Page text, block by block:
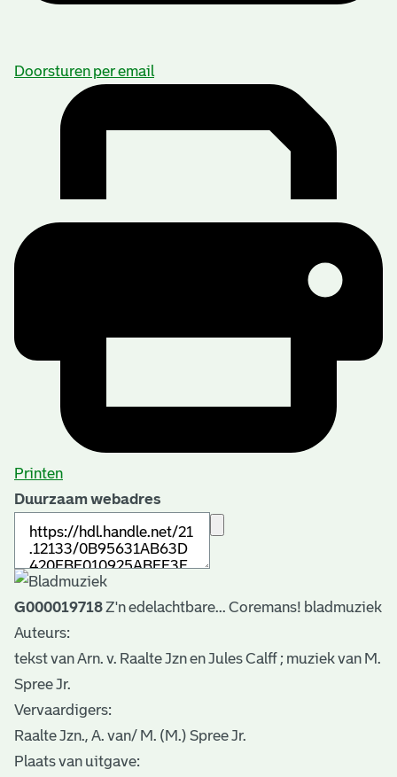
Doorsturen per email
Printen
Duurzaam webadres
G000019718Z'n edelachtbare... Coremans! bladmuziek
Auteurs:
tekst van Arn. v. Raalte Jzn en Jules Calff ; muziek van M.
Spree Jr.
Vervaardigers:
Raalte Jzn., A. van/ M. (M.) Spree Jr.
Plaats van uitgave: